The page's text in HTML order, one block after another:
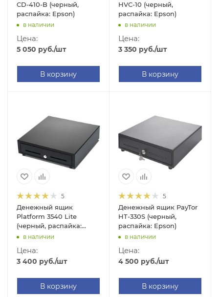
CD-410-B (черный,
распайка: Epson)
в наличии
Цена:
5 050 руб./шт
В корзину
HVC-10 (черный,
распайка: Epson)
в наличии
Цена:
3 350 руб./шт
В корзину
5
Денежный ящик
Platform 3540 Lite
(черный, распайка:
ШТРИХ)
в наличии
Цена:
3 400 руб./шт
В корзину
5
Денежный ящик PayTor
HT-330S (черный,
распайка: Epson)
в наличии
Цена:
4 500 руб./шт
В корзину